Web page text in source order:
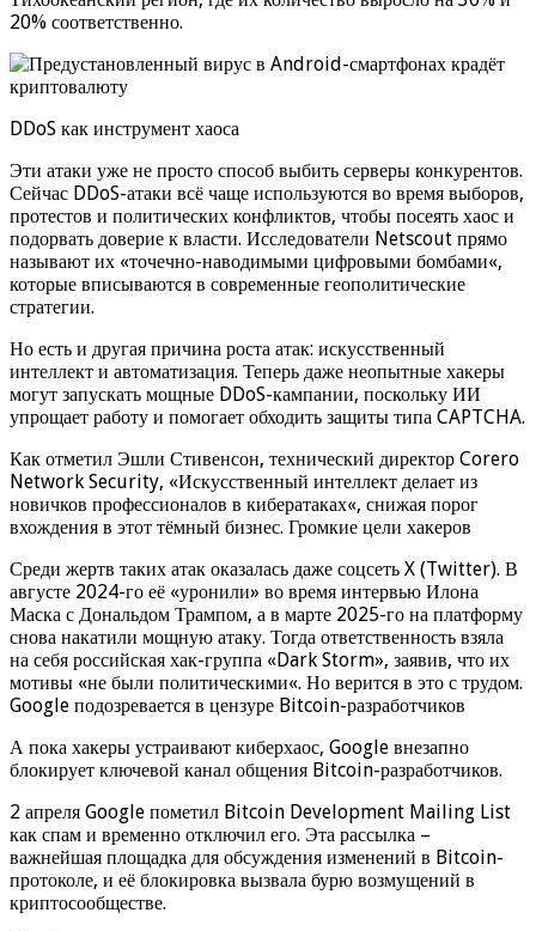
20% соответственно.
DDoS как инструмент хаоса
Эти атаки уже не просто способ выбить серверы конкурентов.
Сейчас DDoS-атаки всё чаще используются во время выборов,
протестов и политических конфликтов, чтобы посеять хаос и
подорвать доверие к власти. Исследователи Netscout прямо
называют их «точечно-наводимыми цифровыми бомбами«,
которые вписываются в современные геополитические
стратегии.
Но есть и другая причина роста атак: искусственный
интеллект и автоматизация. Теперь даже неопытные хакеры
могут запускать мощные DDoS-кампании, поскольку ИИ
упрощает работу и помогает обходить защиты типа CAPTCHA.
Как отметил Эшли Стивенсон, технический директор Corero
Network Security, «Искусственный интеллект делает из
новичков профессионалов в кибератаках«, снижая порог
вхождения в этот тёмный бизнес. Громкие цели хакеров
Среди жертв таких атак оказалась даже соцсеть X (Twitter). В
августе 2024-го её «уронили» во время интервью Илона
Маска с Дональдом Трампом, а в марте 2025-го на платформу
снова накатили мощную атаку. Тогда ответственность взяла
на себя российская хак-группа «Dark Storm», заявив, что их
мотивы «не были политическими«. Но верится в это с трудом.
Google подозревается в цензуре Bitcoin-разработчиков
А пока хакеры устраивают киберхаос, Google внезапно
блокирует ключевой канал общения Bitcoin-разработчиков.
2 апреля Google пометил Bitcoin Development Mailing List
как спам и временно отключил его. Эта рассылка –
важнейшая площадка для обсуждения изменений в Bitcoin-
протоколе, и её блокировка вызвала бурю возмущений в
криптосообществе.